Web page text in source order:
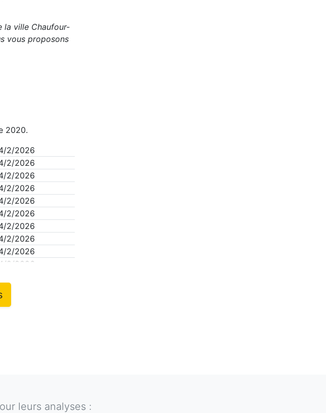
la ville Chaufour-
vous proposons
2020.
2/2026
2/2026
2/2026
2/2026
2/2026
2/2026
2/2026
2/2026
2/2026
2/2026
leurs analyses :